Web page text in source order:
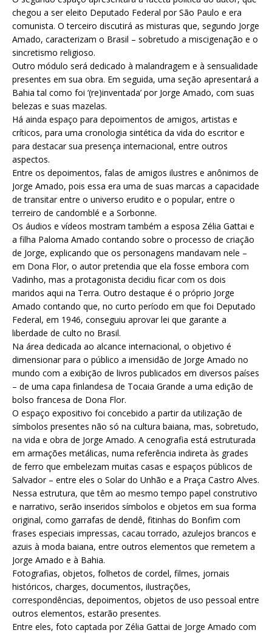
chegou a ser eleito Deputado Federal por São Paulo e era
comunista. O terceiro discutirá as misturas que, segundo Jorge
Amado, caracterizam o Brasil – sobretudo a miscigenação e o
sincretismo religioso.
Outro módulo será dedicado à malandragem e à sensualidade
presentes em sua obra. Em seguida, uma seção apresentará a
Bahia tal como foi ‘(re)inventada’ por Jorge Amado, com suas
belezas e suas mazelas.
Há ainda espaço para depoimentos de amigos, artistas e
críticos, para uma cronologia sintética da vida do escritor e
para destacar sua presença internacional, entre outros
aspectos.
Entre os depoimentos, falas de amigos ilustres e anônimos de
Jorge Amado, pois essa era uma de suas marcas a capacidade
de transitar entre o universo erudito e o popular, entre o
terreiro de candomblé e a Sorbonne.
Os áudios e vídeos mostram também a esposa Zélia Gattai e
a filha Paloma Amado contando sobre o processo de criação
de Jorge, explicando que os personagens mandavam nele –
em Dona Flor, o autor pretendia que ela fosse embora com
Vadinho, mas a protagonista decidiu ficar com os dois
maridos aqui na Terra. Outro destaque é o próprio Jorge
Amado contando que, no curto período em que foi Deputado
Federal, em 1946, conseguiu aprovar lei que garante a
liberdade de culto no Brasil.
Na área dedicada ao alcance internacional, o objetivo é
dimensionar para o público a imensidão de Jorge Amado no
mundo com a exibição de livros publicados em diversos países
– de uma capa finlandesa de Tocaia Grande a uma edição de
bolso francesa de Dona Flor.
O espaço expositivo foi concebido a partir da utilização de
símbolos presentes não só na cultura baiana, mas, sobretudo,
na vida e obra de Jorge Amado. A cenografia está estruturada
em armações metálicas, numa referência indireta às grades
de ferro que embelezam muitas casas e espaços públicos de
Salvador – entre eles o Solar do Unhão e a Praça Castro Alves.
Nessa estrutura, que têm ao mesmo tempo papel construtivo
e narrativo, serão inseridos símbolos e objetos em sua forma
original, como garrafas de dendê, fitinhas do Bonfim com
frases especiais impressas, cacau torrado, azulejos brancos e
azuis à moda baiana, entre outros elementos que remetem a
Jorge Amado e à Bahia.
Fotografias, objetos, folhetos de cordel, filmes, jornais
históricos, charges, documentos, ilustrações,
correspondências, depoimentos, objetos de uso pessoal entre
outros elementos, estarão presentes.
Entre eles, foto captada por Zélia Gattai de Jorge Amado com